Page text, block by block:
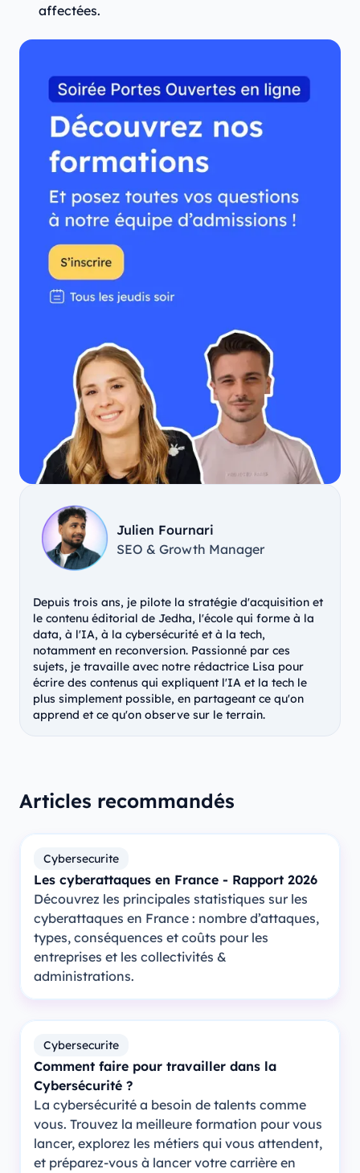
affectées.
Julien Fournari
SEO & Growth Manager
Depuis trois ans, je pilote la stratégie d'acquisition et
le contenu éditorial de Jedha, l'école qui forme à la
data, à l'IA, à la cybersécurité et à la tech,
notamment en reconversion. Passionné par ces
sujets, je travaille avec notre rédactrice Lisa pour
écrire des contenus qui expliquent l'IA et la tech le
plus simplement possible, en partageant ce qu'on
apprend et ce qu'on observe sur le terrain.
Articles recommandés
Cybersecurite
Les cyberattaques en France - Rapport 2026
Découvrez les principales statistiques sur les
cyberattaques en France : nombre d’attaques,
types, conséquences et coûts pour les
entreprises et les collectivités &
administrations.
Cybersecurite
Comment faire pour travailler dans la
Cybersécurité ?
La cybersécurité a besoin de talents comme
vous. Trouvez la meilleure formation pour vous
lancer, explorez les métiers qui vous attendent,
et préparez-vous à lancer votre carrière en